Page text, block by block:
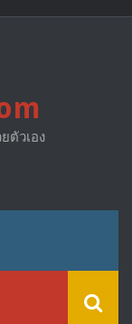
ตัวเอง